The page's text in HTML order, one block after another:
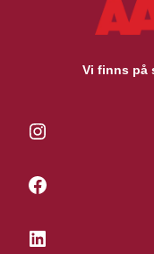
Vi finns på
Instagram
Facebook
LinkedIn